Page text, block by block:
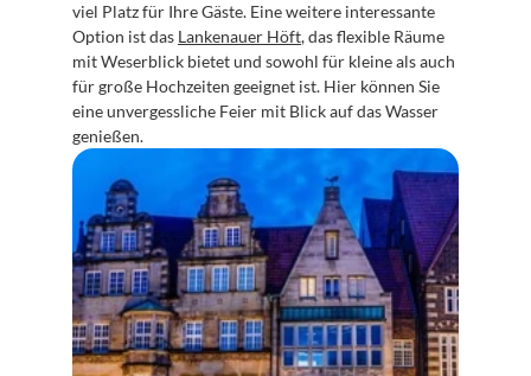
viel Platz für Ihre Gäste. Eine weitere interessante
Option ist das Lankenauer Höft, das flexible Räume
mit Weserblick bietet und sowohl für kleine als auch
für große Hochzeiten geeignet ist. Hier können Sie
eine unvergessliche Feier mit Blick auf das Wasser
genießen.